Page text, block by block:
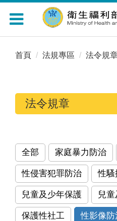
Toggle
navigation
首頁 法規專區 法令規
法令規章
全部 家庭暴力防治
性侵害犯罪防治 性騷
兒童及少年保護 兒
保護性社工 性影像防